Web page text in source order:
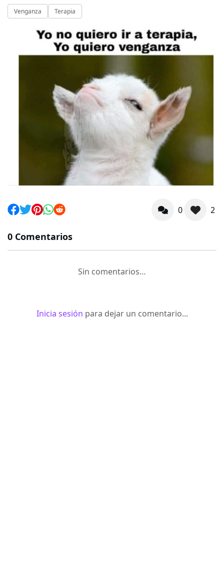
Venganza Terapia
0 2
0 Comentarios
Sin comentarios…
Inicia sesión para dejar un comentario...